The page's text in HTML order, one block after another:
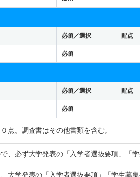
必須／選択 配点
必須
必須／選択 配点
必須
点。調査書はその他書類を含む。
、必ず大学発表の「入学者選抜要項」「
大学発表の「入学者選抜要項」「学生募